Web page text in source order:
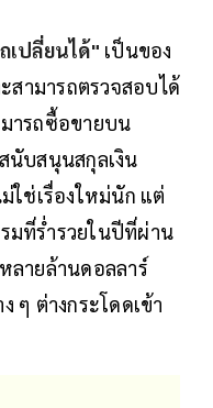
เปลี่ยนได้" เป็นของ
ามารถตรวจสอบได้
ารถซื้อขายบน
นับสนุนสกุลเงิน
ใช่เรื่องใหม่นัก แต่
มที่ร่ำรวยในปีที่ผ่าน
ลายล้านดอลลาร์
ๆ ต่างกระโดดเข้า